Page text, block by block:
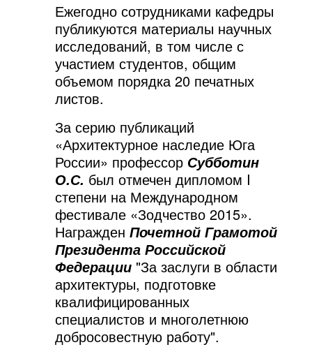
Ежегодно сотрудниками кафедры
публикуются материалы научных
исследований, в том числе с
участием студентов, общим
объемом порядка 20 печатных
листов.
За серию публикаций
«Архитектурное наследие Юга
России» профессор Субботин
О.С. был отмечен дипломом I
степени на Международном
фестивале «Зодчество 2015».
Награжден Почетной Грамотой
Президента Российской
Федерации"За заслуги в области
архитектуры, подготовке
квалифицированных
специалистов и многолетнюю
добросовестную работу".